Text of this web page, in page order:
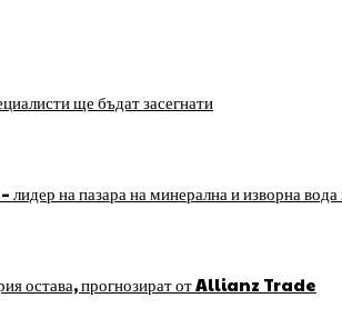
ще бъдат засегнати
на пазара на минерална и изворна вода
остава, прогнозират от Allianz Trade